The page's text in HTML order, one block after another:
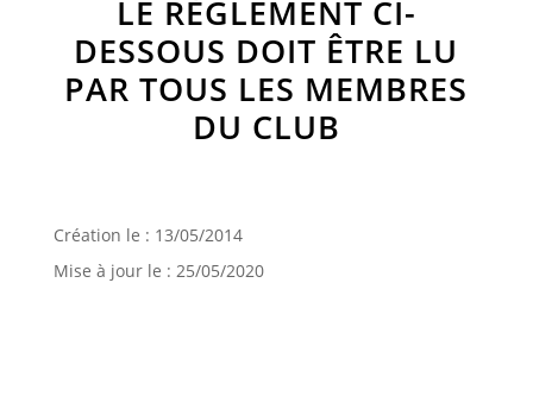
LE RÈGLEMENT CI-
DESSOUS DOIT ÊTRE LU
PAR TOUS LES MEMBRES
DU CLUB
Création le : 13/05/2014
Mise à jour le : 25/05/2020